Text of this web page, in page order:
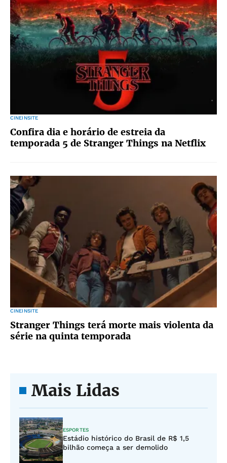
CINEINSITE
Confira dia e horário de estreia da
temporada 5 de Stranger Things na Netflix
CINEINSITE
Stranger Things terá morte mais violenta da
série na quinta temporada
Mais Lidas
ESPORTES
Estádio histórico do Brasil de R$ 1,5
bilhão começa a ser demolido